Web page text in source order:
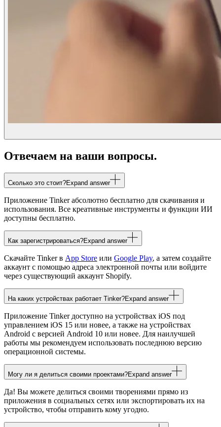
Отвечаем на ваши вопросы.
Сколько это стоит?Expand answer
Приложение Tinker абсолютно бесплатно для скачивания и
использования. Все креативные инструменты и функции ИИ
доступны бесплатно.
Как зарегистрироваться?Expand answer
Скачайте Tinker в App Store или Google Play, а затем создайте
аккаунт с помощью адреса электронной почты или войдите
через существующий аккаунт Shopify.
На каких устройствах работает Tinker?Expand answer
Приложение Tinker доступно на устройствах iOS под
управлением iOS 15 или новее, а также на устройствах
Android с версией Android 10 или новее. Для наилучшей
работы мы рекомендуем использовать последнюю версию
операционной системы.
Могу ли я делиться своими проектами?Expand answer
Да! Вы можете делиться своими творениями прямо из
приложения в социальных сетях или экспортировать их на
устройство, чтобы отправить кому угодно.